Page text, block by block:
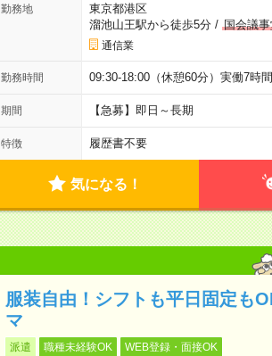
勤務地
東京都港区
溜池山王駅から徒歩5分/ 国会議
通信業
勤務時間 09:30-18:00（休憩60分）実働7時
期間 【急募】即日～長期
特徴 履歴書不要
気になる！
服装自由！シフトも平日固定も
マ
派遣 職種未経験OK WEB登録・面接OK